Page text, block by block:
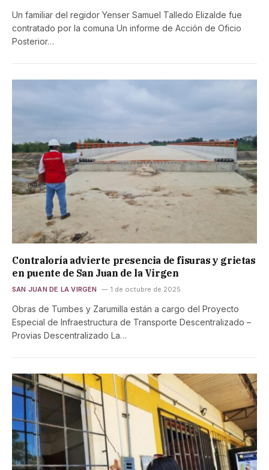
Un familiar del regidor Yenser Samuel Talledo Elizalde fue
contratado por la comuna Un informe de Acción de Oficio
Posterior…
Contraloría advierte presencia de fisuras y grietas
en puente de San Juan de la Virgen
SAN JUAN DE LA VIRGEN 1 de octubre de 2025
Obras de Tumbes y Zarumilla están a cargo del Proyecto
Especial de Infraestructura de Transporte Descentralizado –
Provias Descentralizado La…